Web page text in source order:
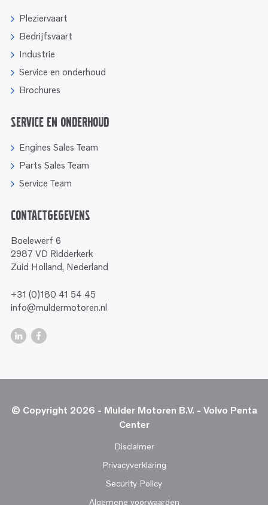
Pleziervaart
Bedrijfsvaart
Industrie
Service en onderhoud
Brochures
Service en onderhoud
Engines Sales Team
Parts Sales Team
Service Team
Contactgegevens
Boelewerf 6
2987 VD Ridderkerk
Zuid Holland, Nederland
+31 (0)180 41 54 45
info@muldermotoren.nl
© Copyright 2026 - Mulder Motoren B.V. - Volvo Penta
Center
Disclaimer
Privacyverklaring
Security Policy
Algemene voorwaarden